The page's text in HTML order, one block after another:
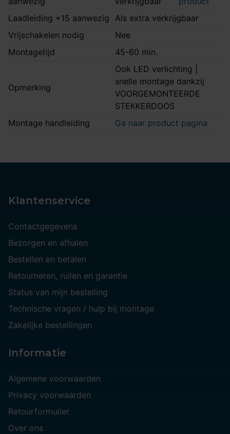
Laadleiding +15 aanwezig Als extra verkrijgbaar
Vrijschakelen nodig
Nee
Montagetijd
45-60 min.
Opmerking
Ook LED verlichting |
snelle montage dankzij
VOORGEMONTEERDE
STEKKERDOOS
Montage handleiding
Ga naar product pagina
Klantenservice
Contactgegevens
Bezorgen en afhalen
Bestellen en betalen
Retourneren, ruilen en garantie
Status van mijn bestelling
Technische vragen / hulp bij montage
Zakelijke bestellingen
Informatie
Algemene voorwaarden
Privacy voorwaarden
Retourformulier
Over ons